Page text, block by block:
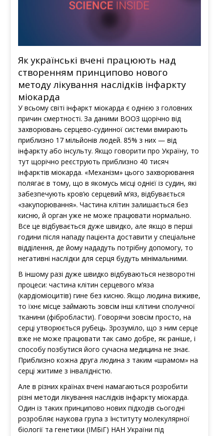
Як українські вчені працюють над
створенням принципово нового
методу лікування наслідків інфаркту
міокарда
У всьому світі інфаркт міокарда є однією з головних
причин смертності. За даними ВООЗ щорічно від
захворювань серцево-судинної системи вмирають
приблизно 17 мільйонів людей. 85% з них — від
інфаркту або інсульту. Якщо говорити про Україну, то
тут щорічно реєструють приблизно 40 тисяч
інфарктів міокарда. «Механізм» цього захворювання
полягає в тому, що в якомусь місці однієї із судин, які
забезпечують кров’ю серцевий м’яз, відбувається
«закупорювання». Частина клітин залишається без
кисню, й орган уже не може працювати нормально.
Все це відбувається дуже швидко, але якщо в перші
години після нападу пацієнта доставити у спеціальне
відділення, де йому нададуть потрібну допомогу, то
негативні наслідки для серця будуть мінімальними.
В іншому разі дуже швидко відбуваються незворотні
процеси: частина клітин серцевого м’яза
(кардіоміоцитів) гине без кисню. Якщо людина виживе,
то їхнє місце займають зовсім інші клітини сполучної
тканини (фібробласти). Говорячи зовсім просто, на
серці утворюється рубець. Зрозуміло, що з ним серце
вже не може працювати так само добре, як раніше, і
способу позбутися його сучасна медицина не знає.
Приблизно кожна друга людина з таким «шрамом» на
серці житиме з інвалідністю.
Але в різних країнах вчені намагаються розробити
різні методи лікування наслідків інфаркту міокарда.
Один із таких принципово нових підходів сьогодні
розробляє наукова група з Інституту молекулярної
біології та генетики (ІМБіГ) НАН України під